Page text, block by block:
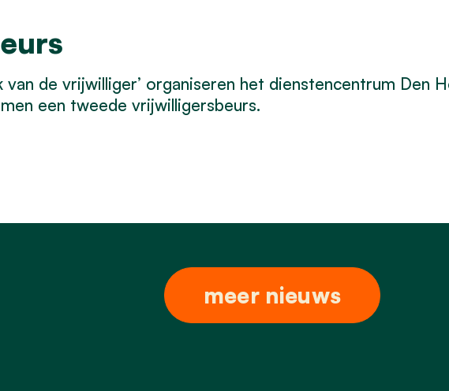
van de vrijwilliger’ organiseren het dienstencentrum Den
een tweede vrijwilligersbeurs.
meer nieuws